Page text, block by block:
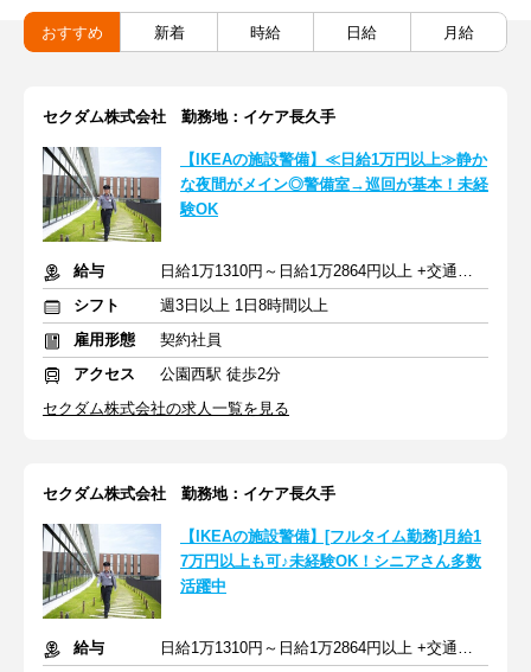
おすすめ 新着 時給 日給 月給
セクダム株式会社 勤務地：イケア長久手
【IKEAの施設警備】≪日給1万円以上≫静か
な夜間がメイン◎警備室→巡回が基本！未経
験OK
給与
日給1万1310円～日給1万2864円以上 +交通費全額支給
シフト
週3日以上 1日8時間以上
雇用形態
契約社員
アクセス
公園西駅 徒歩2分
セクダム株式会社の求人一覧を見る
セクダム株式会社 勤務地：イケア長久手
【IKEAの施設警備】[フルタイム勤務]月給1
7万円以上も可♪未経験OK！シニアさん多数
活躍中
給与
日給1万1310円～日給1万2864円以上 +交通費全額支給